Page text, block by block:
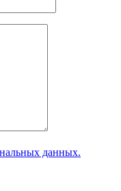
данных.